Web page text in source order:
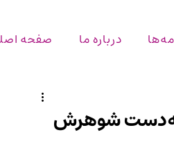
صفحه درباره ما
به‌دست شوهرش